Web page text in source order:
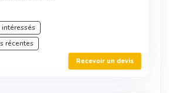
récentes
Recevoir un devis